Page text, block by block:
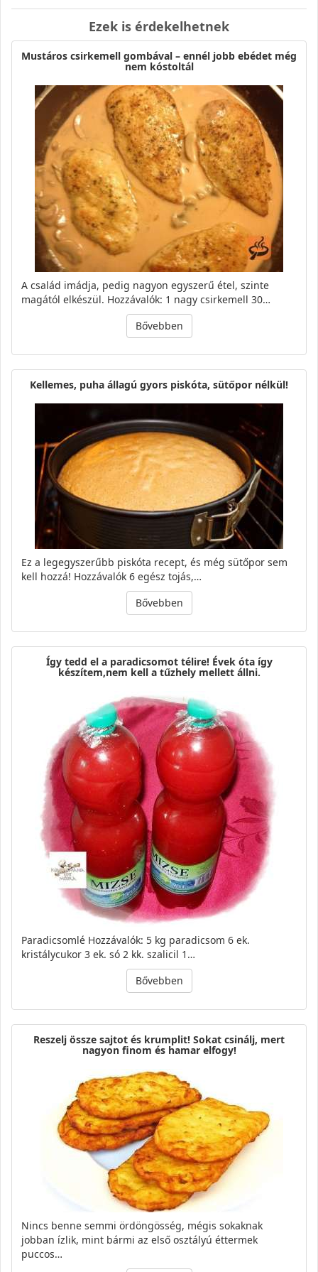
Ezek is érdekelhetnek
Mustáros csirkemell gombával – ennél jobb ebédet még
nem kóstoltál
A család imádja, pedig nagyon egyszerű étel, szinte
magától elkészül. Hozzávalók: 1 nagy csirkemell 30…
Bővebben
Kellemes, puha állagú gyors piskóta, sütőpor nélkül!
Ez a legegyszerűbb piskóta recept, és még sütőpor sem
kell hozzá! Hozzávalók 6 egész tojás,…
Bővebben
Így tedd el a paradicsomot télire! Évek óta így
készítem,nem kell a tűzhely mellett állni.
Paradicsomlé Hozzávalók: 5 kg paradicsom 6 ek.
kristálycukor 3 ek. só 2 kk. szalicil 1…
Bővebben
Reszelj össze sajtot és krumplit! Sokat csinálj, mert
nagyon finom és hamar elfogy!
Nincs benne semmi ördöngösség, mégis sokaknak
jobban ízlik, mint bármi az első osztályú éttermek
puccos…